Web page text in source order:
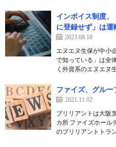
インボイス制度
に登録せず」は
2023.08.18
エヌエヌ生保が中小
で知っている」は全
く外資系のエヌエヌ
ファイズ、グル
2021.11.02
ブリリアントは大阪
カ所 ファイズホール
のブリリアントトラ